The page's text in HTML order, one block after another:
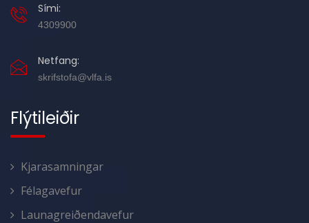
Sími:
4309900
Netfang:
skrifstofa@vlfa.is
Flýtileiðir
Kjarasamningar
Félagavefur
Launagreiðendavefur